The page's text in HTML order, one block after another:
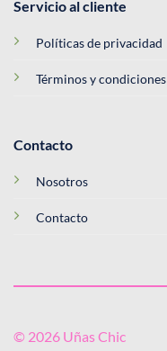
Servicio al cliente
Políticas de privacidad
Términos y condiciones
Contacto
Nosotros
Contacto
© 2026 Uñas Chic